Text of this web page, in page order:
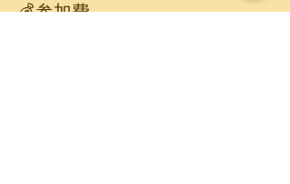
💰参加費